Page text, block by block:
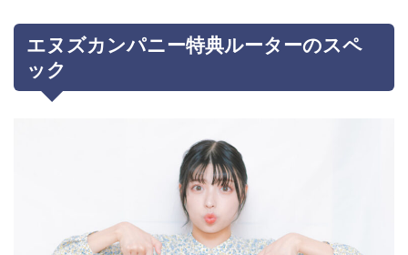
エヌズカンパニー特典ルーターのスペ
ック